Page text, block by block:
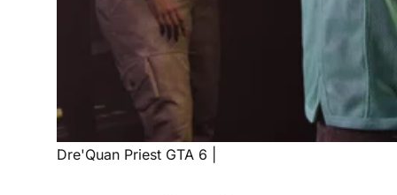
Dre'Quan Priest GTA 6